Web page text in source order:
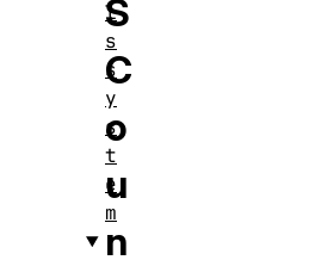
S
C
o
u
n
l
s
s
y
s
t
e
m